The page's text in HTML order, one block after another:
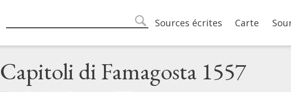
search
Main navigation
Sources écrites Carte
Capitoli di Famagosta 1557